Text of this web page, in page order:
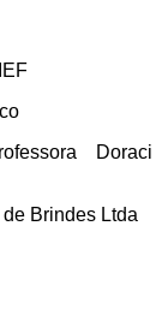
Doraci
Brindes Ltda